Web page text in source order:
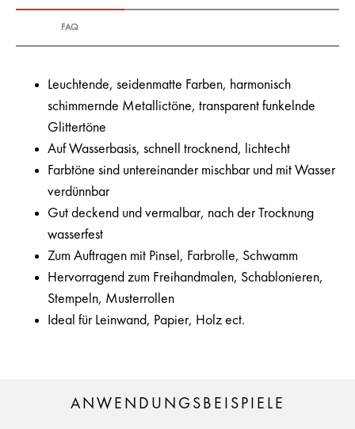
FAQ
Leuchtende, seidenmatte Farben, harmonisch
schimmernde Metallictöne, transparent funkelnde
Glittertöne
Auf Wasserbasis, schnell trocknend, lichtecht
Farbtöne sind untereinander mischbar und mit Wasser
verdünnbar
Gut deckend und vermalbar, nach der Trocknung
wasserfest
Zum Auftragen mit Pinsel, Farbrolle, Schwamm
Hervorragend zum Freihandmalen, Schablonieren,
Stempeln, Musterrollen
Ideal für Leinwand, Papier, Holz ect.
ANWENDUNGSBEISPIELE